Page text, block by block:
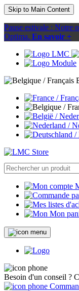
Skip to Main Content
Pause estivale : Notre
Optima. En savoir +
Mon
Besoin d'un conseil ?